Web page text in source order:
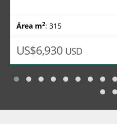
Área m2: 315
US$6,930 USD